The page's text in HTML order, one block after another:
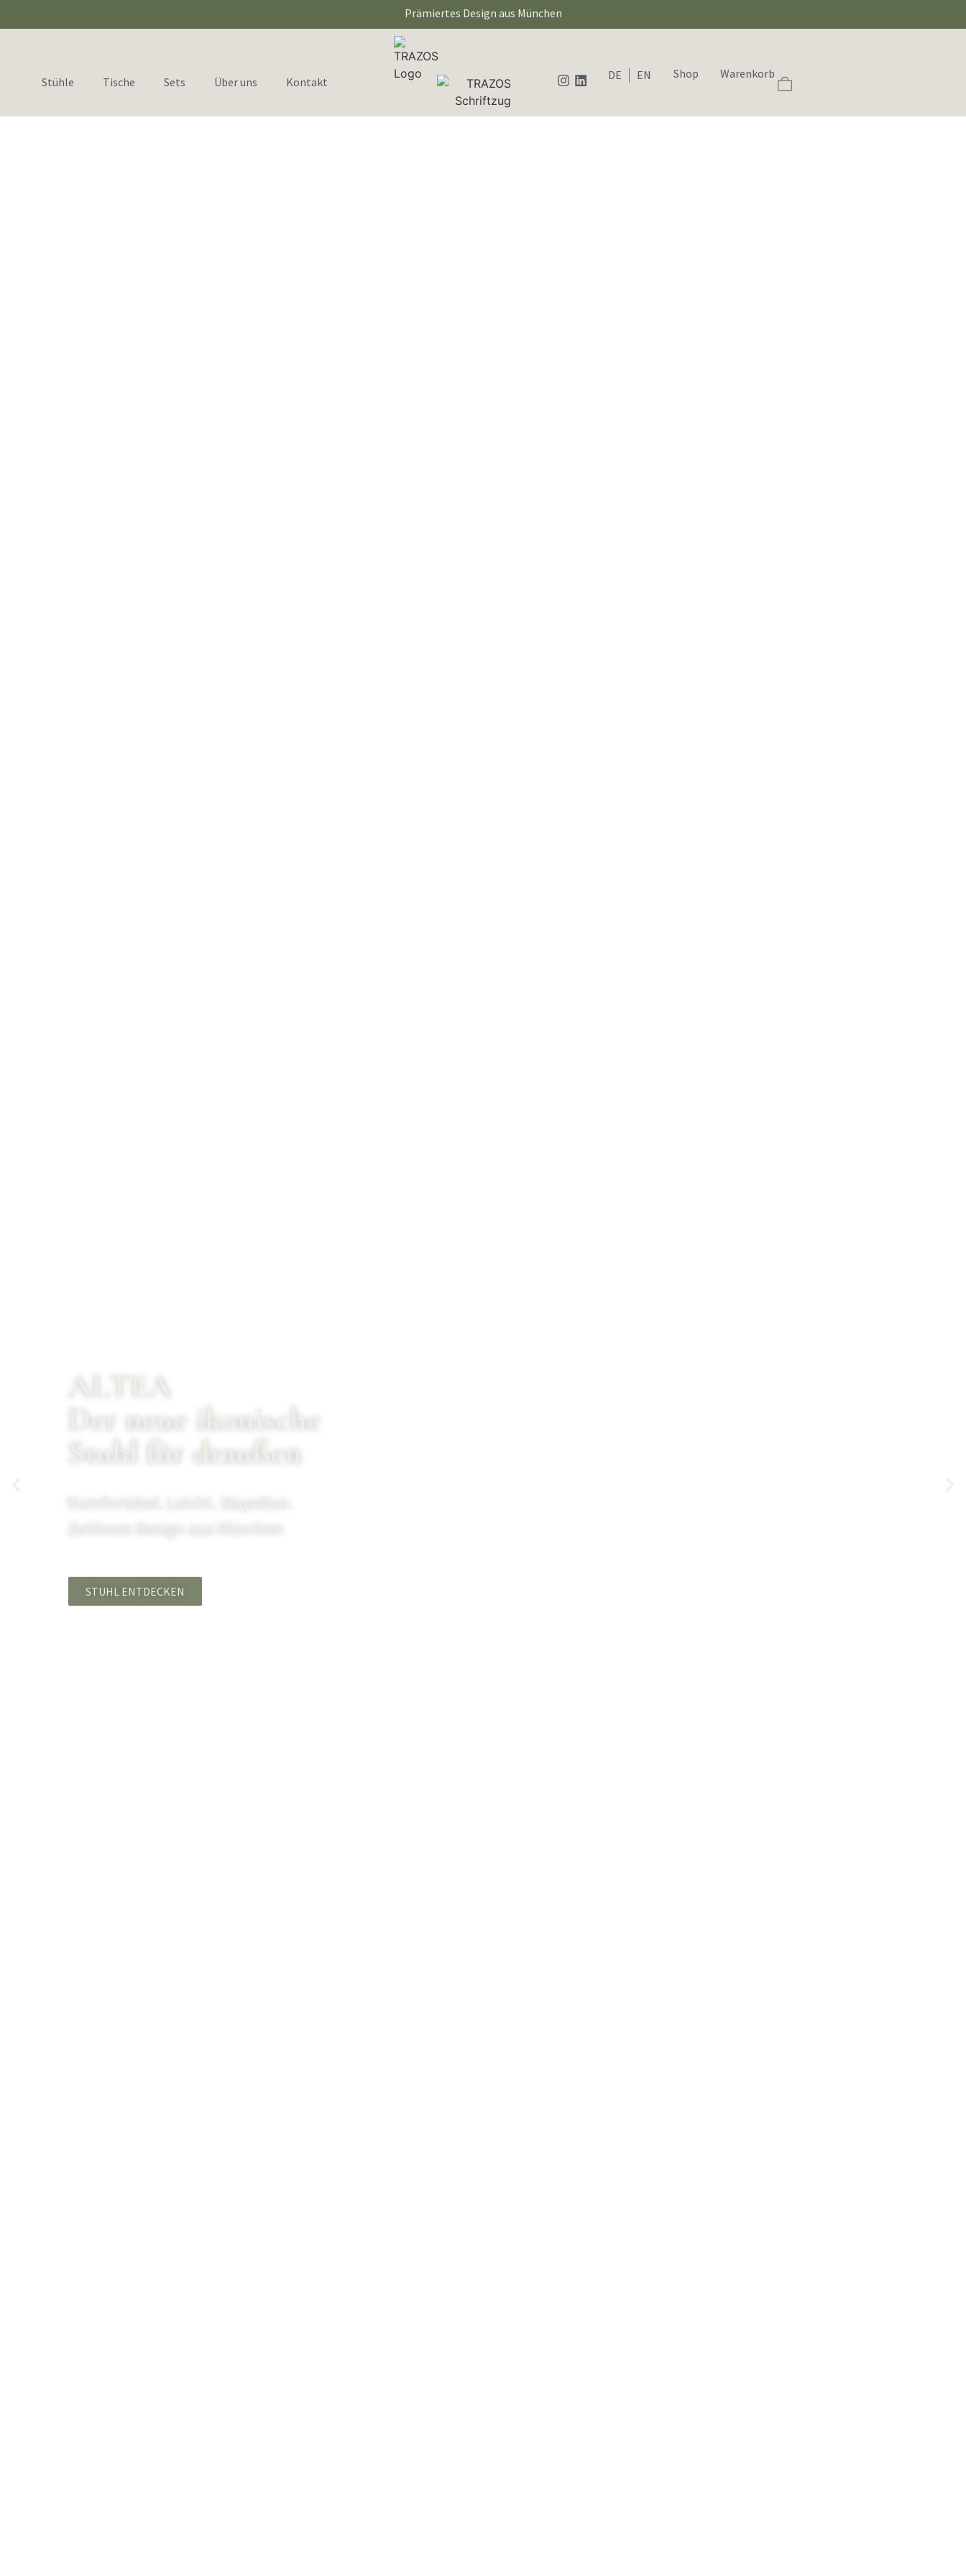
Prämiertes Design aus München
Stühle Tische Sets Über uns Kontakt DE EN Shop Warenkorb
ALTEA
Der neue ikonische
Stuhl für draußen
Komfortabel. Leicht. Stapelbar.
Zeitloses Design aus München
STUHL ENTDECKEN